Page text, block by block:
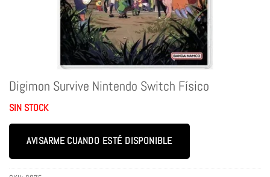
Digimon Survive Nintendo Switch Físico
SIN STOCK
AVISARME CUANDO ESTÉ DISPONIBLE